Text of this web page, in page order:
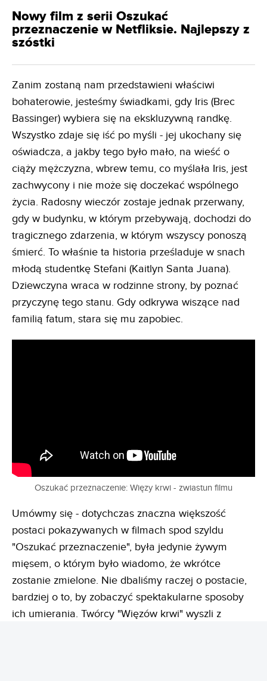
Nowy film z serii Oszukać
przeznaczenie w Netfliksie. Najlepszy z
szóstki
Zanim zostaną nam przedstawieni właściwi
bohaterowie, jesteśmy świadkami, gdy Iris (Brec
Bassinger) wybiera się na ekskluzywną randkę.
Wszystko zdaje się iść po myśli - jej ukochany się
oświadcza, a jakby tego było mało, na wieść o
ciąży mężczyzna, wbrew temu, co myślała Iris, jest
zachwycony i nie może się doczekać wspólnego
życia. Radosny wieczór zostaje jednak przerwany,
gdy w budynku, w którym przebywają, dochodzi do
tragicznego zdarzenia, w którym wszyscy ponoszą
śmierć. To właśnie ta historia prześladuje w snach
młodą studentkę Stefani (Kaitlyn Santa Juana).
Dziewczyna wraca w rodzinne strony, by poznać
przyczynę tego stanu. Gdy odkrywa wiszące nad
familią fatum, stara się mu zapobiec.
Oszukać przeznaczenie: Więzy krwi - zwiastun filmu
Umówmy się - dotychczas znaczna większość
postaci pokazywanych w filmach spod szyldu
"Oszukać przeznaczenie", była jedynie żywym
mięsem, o którym było wiadomo, że wkrótce
zostanie zmielone. Nie dbaliśmy raczej o postacie,
bardziej o to, by zobaczyć spektakularne sposoby
ich umierania. Twórcy "Więzów krwi" wyszli z